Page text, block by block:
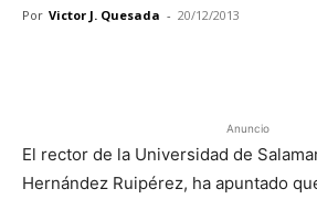
Por Victor J. Quesada - 20/12/2013
Anuncio
El rector de la Universidad de
Hernández Ruipérez, ha apuntado